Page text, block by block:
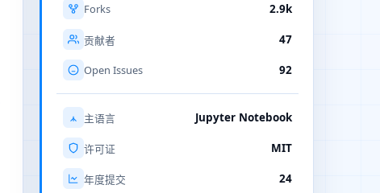
Forks 2.9k
贡献者 47
Open Issues 92
主语言 Jupyter Notebook
许可证 MIT
年度提交 24